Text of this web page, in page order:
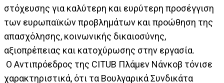
στόχευσης για καλύτερη και ευρύτερη προσέγγιση
των ευρωπαϊκών προβλημάτων και προώθηση της
απασχόλησης, κοινωνικής δικαιοσύνης,
αξιοπρέπειας και κατοχύρωσης στην εργασία.
O Αντιπρόεδρος της CITUB Πλάμεν Νάνκοβ τόνισε
χαρακτηριστικά, ότι τα Βουλγαρικά Συνδικάτα